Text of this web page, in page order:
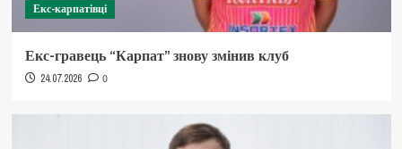
Екс-карпатівці
Екс-гравець “Карпат” знову змінив клуб
24.07.2026 0